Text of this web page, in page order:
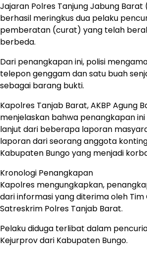
Jajaran Polres Tanjung Jabung
berhasil meringkus dua pelaku
pemberatan (curat) yang telah
berbeda.
Dari penangkapan ini, polisi
telepon genggam dan satu buah
sebagai barang bukti.
Kapolres Tanjab Barat, AKBP Agung
menjelaskan bahwa penangkapan
lanjut dari beberapa laporan
laporan dari seorang anggota
Kabupaten Bungo yang menjadi
Kronologi Penangkapan
Kapolres mengungkapkan,
dari informasi yang diterima oleh Tim
Satreskrim Polres Tanjab Barat.
Pelaku diduga terlibat dalam
Kejurprov dari Kabupaten Bungo.